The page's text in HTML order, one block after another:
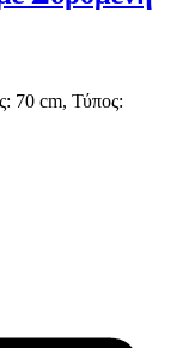
70 cm, Τύπος: